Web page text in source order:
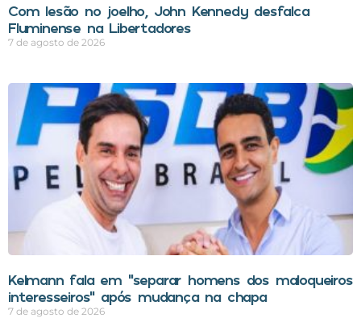
Com lesão no joelho, John Kennedy desfalca
Fluminense na Libertadores
7 de agosto de 2026
Kelmann fala em “separar homens dos maloqueiros
interesseiros” após mudança na chapa
7 de agosto de 2026